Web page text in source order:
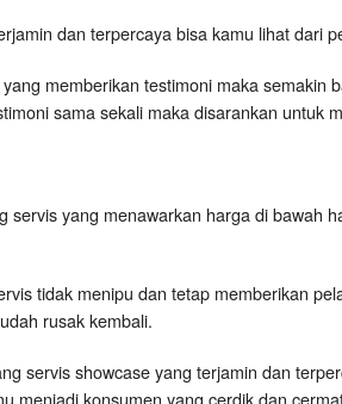
dan terpercaya bisa kamu lihat dari
memberikan testimoni maka
sama sekali maka disarankan untuk
servis yang menawarkan harga di bawah
tidak menipu dan tetap memberikan
rusak kembali.
servis showcase yang terjamin dan
menjadi konsumen yang cerdik dan